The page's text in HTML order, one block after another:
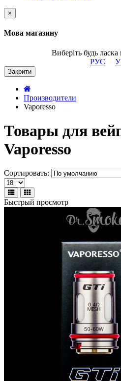
×
Мова магазину
Виберіть будь
РУС
Закрити
Производители
Vaporesso
Товары для
Vaporesso
Сортировать:
Быстрый просмотр